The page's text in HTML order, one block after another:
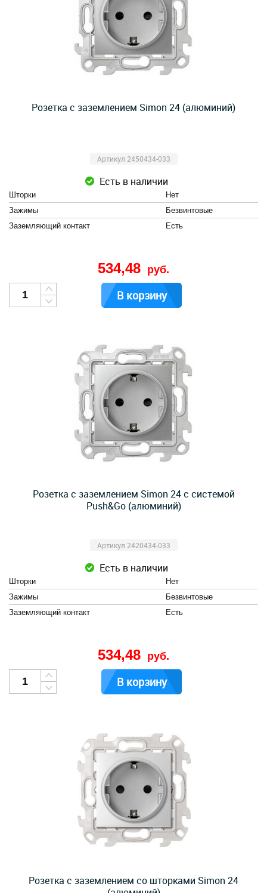
Розетка с заземлением Simon 24 (алюминий)
Артикул 2450434-033
Есть в наличии
Шторки
Нет
Зажимы
Безвинтовые
Заземляющий контакт
Есть
534,48 руб.
В корзину
Розетка с заземлением Simon 24 с системой
Push&Go (алюминий)
Артикул 2420434-033
Есть в наличии
Шторки
Нет
Зажимы
Безвинтовые
Заземляющий контакт
Есть
534,48 руб.
В корзину
Розетка с заземлением со шторками Simon 24